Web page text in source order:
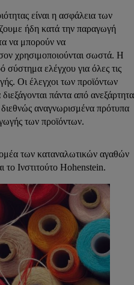
είναι η ασφάλεια των
ήδη κατά την παραγωγή
να μπορούν να
χρησιμοποιούνται σωστά. Η
σύστημα ελέγχου για όλες τις
Οι έλεγχοι των προϊόντων
πάντα από ανεξάρτητα
αναγνωρισμένα πρότυπα
των προϊόντων.
των καταναλωτικών αγαθών
Ινστιτούτο Hohenstein.